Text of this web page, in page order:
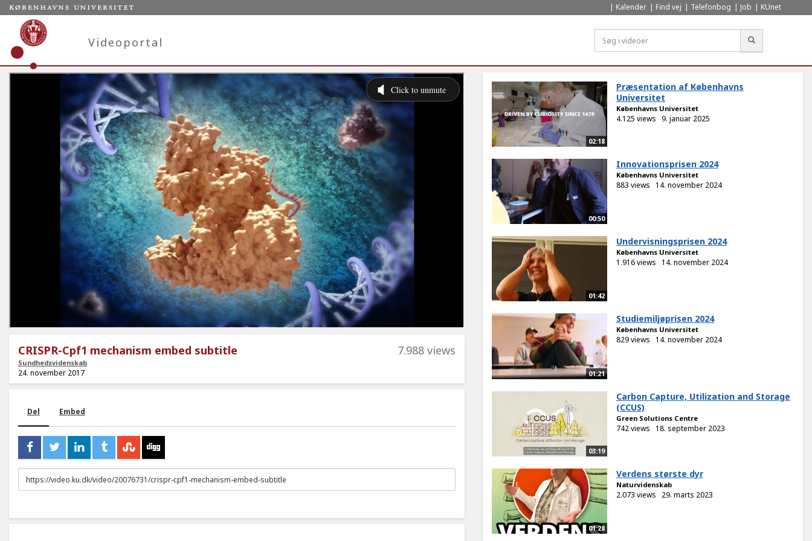
Kalender Find vej Telefonbog Job KUnet
Videoportal
CRISPR-Cpf1 mechanism embed subtitle
Sundhedsvidenskab
7.988 views
24. november 2017
Del Embed
URL
to
02:18
Præsentation af Københavns
Universitet
Københavns Universitet
4.125 views 9. januar 2025
00:50
Innovationsprisen 2024
Københavns Universitet
883 views 14. november 2024
01:42
Undervisningsprisen 2024
Københavns Universitet
1.916 views 14. november 2024
01:21
Studiemiljøprisen 2024
Københavns Universitet
829 views 14. november 2024
03:19
Carbon Capture, Utilization and Storage
(CCUS)
Green Solutions Centre
742 views 18. september 2023
01:28
Verdens største dyr
Naturvidenskab
2.073 views 29. marts 2023